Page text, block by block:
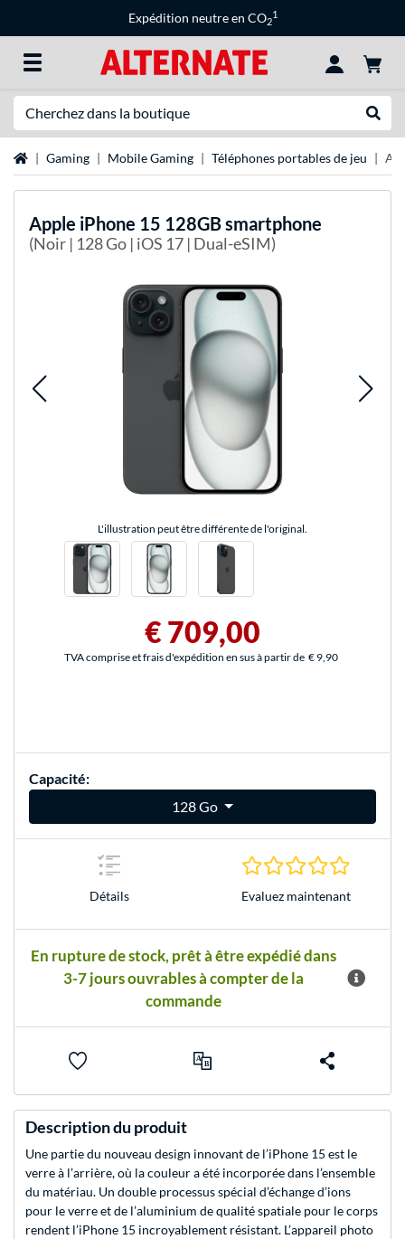
Expédition neutre en CO2
1
Page d'accueil
Gaming Mobile Gaming Téléphones portables de jeu
Apple iPhone 15 128GB smartphone
(Noir | 128 Go | iOS 17 | Dual-eSIM)
L'illustration peut être différente de l'original.
€ 709,00
TVA comprise et frais d'expédition en sus à partir de € 9,90
Capacité:
128 Go
Détails Evaluez maintenant
En rupture de stock, prêt à être expédié dans
3-7 jours ouvrables à compter de la
commande
Description du produit
Une partie du nouveau design innovant de l’iPhone 15 est le
verre à l’arrière, où la couleur a été incorporée dans l’ensemble
du matériau. Un double processus spécial d’échange d’ions
pour le verre et de l’aluminium de qualité spatiale pour le corps
rendent l’iPhone 15 incroyablement résistant. L’appareil photo